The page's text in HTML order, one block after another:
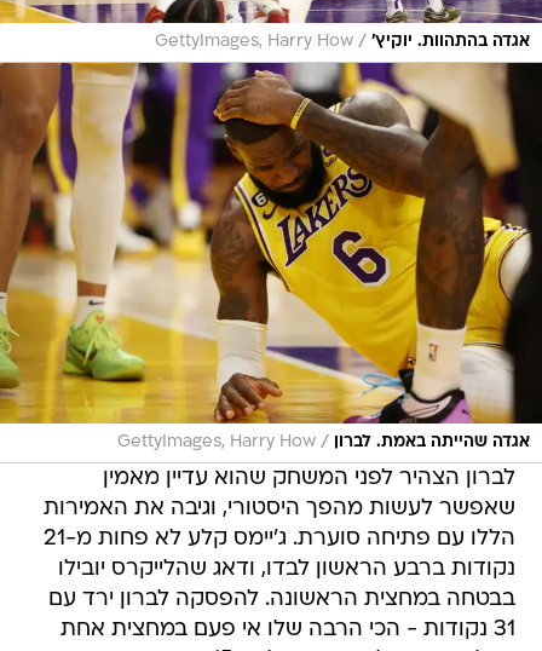
אגדה בהתהוות. יוקיץ' /
GettyImages, Harry How
אגדה שהייתה באמת. לברון /
GettyImages, Harry How
לברון הצהיר לפני המשחק שהוא עדיין מאמין
שאפשר לעשות מהפך היסטורי, וגיבה את האמירות
הללו עם פתיחה סוערת. ג'יימס קלע לא פחות מ-21
נקודות ברבע הראשון לבדו, ודאג שהלייקרס יובילו
בבטחה במחצית הראשונה. להפסקה לברון ירד עם
31 נקודות - הכי הרבה שלו אי פעם במחצית אחת